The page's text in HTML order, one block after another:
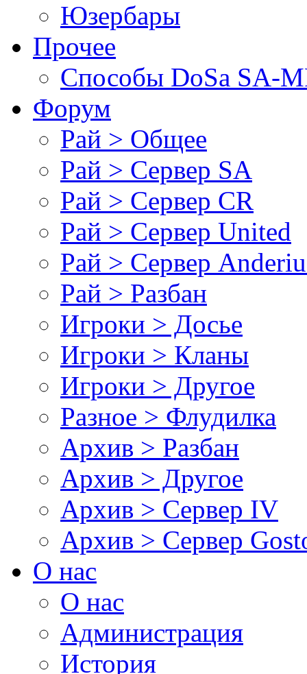
Юзербары
Прочее
Cпособы DoSа SA-
Форум
Рай > Общее
Рай > Сервер SA
Рай > Сервер CR
Рай > Сервер United
Рай > Сервер
Рай > Разбан
Игроки > Досье
Игроки > Кланы
Игроки > Другое
Разное > Флудилка
Архив > Разбан
Архив > Другое
Архив > Сервер IV
Архив > Сервер
О нас
О нас
Администрация
История